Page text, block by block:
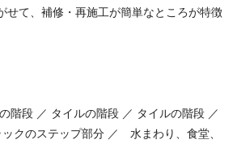
せて、補修・再施工が簡単なところが特徴
段 ／ タイルの階段 ／ タイルの階段 ／
クのステップ部分 ／ 水まわり、食堂、